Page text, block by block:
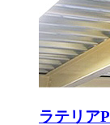
ラテリア